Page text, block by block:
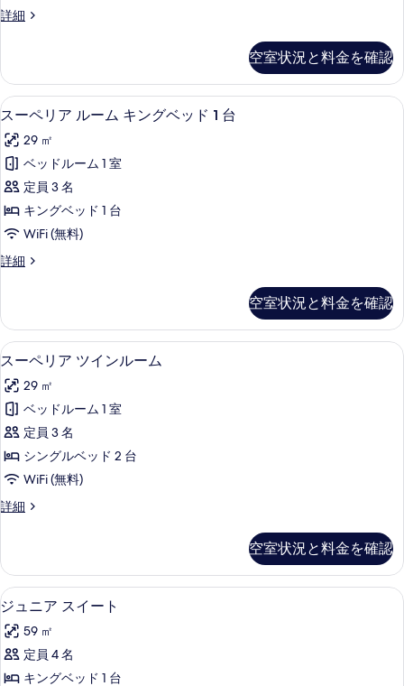
す
の
写
真
を
表
示
す
る
台
ム
ン
グ
ル
ベ
ッ
ド
2
台
の
て
の
写
真
を
表
示
す
る
詳細
デ
ス
ル
ー
シ
ン
ル
ベ
ッ
ド
2
細
空室状況と料金を確認
ス
ー
ペ
リ
ア
ル
ー
ム
ン
グ
ベ
ッ
ド
1
台
の
す
の
写
真
を
表
セーフティボックス (室内)、デスク
5
スーペリア ルーム キングベッド 1 台
29 ㎡
ベッドルーム 1 室
定員 3 名
キングベッド 1 台
WiFi (無料)
詳細
ス
ア
ル
ー
キ
ン
ベ
ッ
ド
台
空室状況と料金を確認
ス
ー
ペ
リ
ア
ツ
イ
ン
ー
ム
の
す
べ
て
セーフティボックス (室内)、デスク
6
スーペリア ツインルーム
29 ㎡
ベッドルーム 1 室
定員 3 名
シングルベッド 2 台
WiFi (無料)
詳細
ス
ア
ツ
イ
ル
ー
空室状況と料金を確認
ジ
ュ
ニ
ア
セーフティボックス (室内)、デスク
6
ジュニア スイート
59 ㎡
定員 4 名
キングベッド 1 台